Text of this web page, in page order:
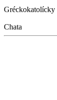
Gréckokatolícky
Chata